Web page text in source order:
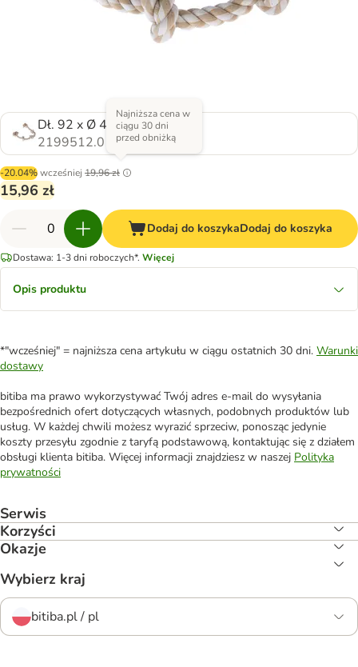
Dł. 92 x Ø 4 cm
2199512.0
-20.04%wcześniej 19,96 zł
Najniższa cena w
ciągu 30 dni
przed obniżką
15,96 zł
Dodaj do koszykaDodaj do koszyka
Dostawa: 1-3 dni roboczych*. Więcej
Opis produktu
*"wcześniej" = najniższa cena artykułu w ciągu ostatnich 30 dni. Warunki
dostawy
bitiba ma prawo wykorzystywać Twój adres e-mail do wysyłania
bezpośrednich ofert dotyczących własnych, podobnych produktów lub
usług. W każdej chwili możesz wyrazić sprzeciw, ponosząc jedynie
koszty przesyłu zgodnie z taryfą podstawową, kontaktując się z działem
obsługi klienta bitiba. Więcej informacji znajdziesz w naszej Polityka
prywatności
Serwis
Korzyści
Okazje
Wybierz kraj
bitiba.pl / pl